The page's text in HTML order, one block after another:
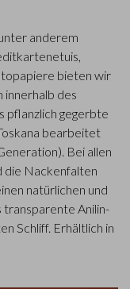
anderem
bieten wir
innerhalb des
pflanzlich gegerbte
bearbeitet
Bei allen
die Nackenfalten
natürlichen und
Anilin-
Schliff. Erhältlich in